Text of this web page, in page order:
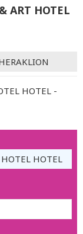
ART HOTEL
HOTEL -
HOTEL